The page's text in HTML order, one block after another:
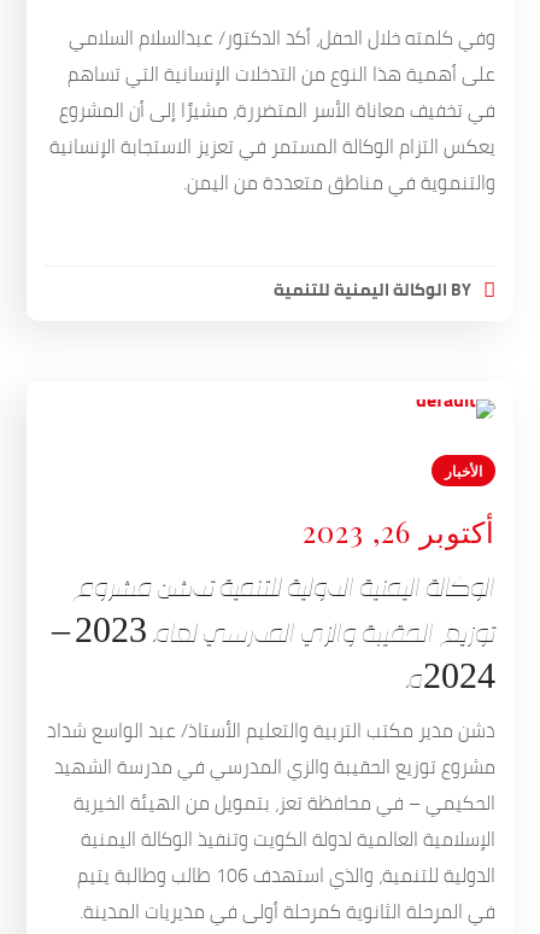
وفي كلمته خلال الحفل، أكد الدكتور/ عبدالسلام السلامي
على أهمية هذا النوع من التدخلات الإنسانية التي تساهم
في تخفيف معاناة الأسر المتضررة، مشيرًا إلى أن المشروع
يعكس التزام الوكالة المستمر في تعزيز الاستجابة الإنسانية
والتنموية في مناطق متعددة من اليمن.
BYالوكالة اليمنية للتنمية
الأخبار
أكتوبر 26, 2023
الوكالة اليمنية الدولية للتنمية تدشن مشروع
توزيع الحقيبة والزي المدرسي لعام 2023 –
2024م
دشن مدير مكتب التربية والتعليم الأستاذ/ عبد الواسع شداد
مشروع توزيع الحقيبة والزي المدرسي في مدرسة الشهيد
الحكيمي – في محافظة تعز، بتمويل من الهيئة الخيرية
الإسلامية العالمية لدولة الكويت وتنفيذ الوكالة اليمنية
الدولية للتنمية، والذي استهدف 106 طالب وطالبة يتيم
في المرحلة الثانوية كمرحلة أولى في مديريات المدينة.